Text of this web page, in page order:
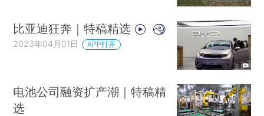
比亚迪狂奔｜特稿精选
2023年04月01日 APP打开
电池公司融资扩产潮｜特稿精
选